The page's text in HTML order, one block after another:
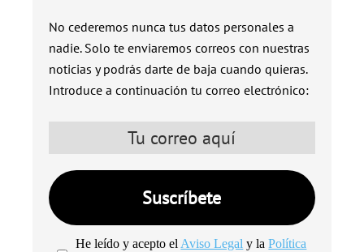
No cederemos nunca tus datos personales a
nadie. Solo te enviaremos correos con nuestras
noticias y podrás darte de baja cuando quieras.
Introduce a continuación tu correo electrónico:
He leído y acepto el Aviso Legal y laPolítica